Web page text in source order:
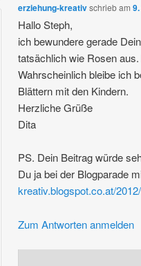
erziehung-kreativschriebam
Hallo Steph,
ich bewundere gerade
tatsächlich wie Rosen
Wahrscheinlich bleibe ich
Blättern mit den Kindern.
Herzliche Grüße
Dita
PS. Dein Beitrag würde
Du ja bei der Blogparade
kreativ.blogspot.co.at/
Zum Antworten anmelden